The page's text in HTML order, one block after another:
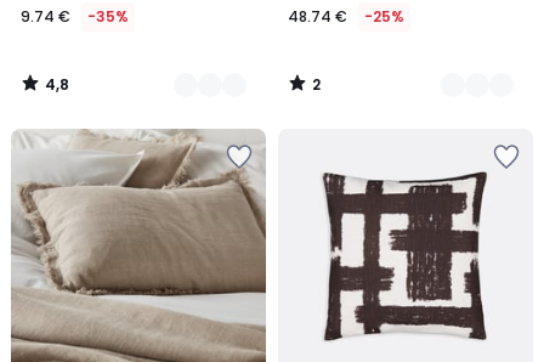
9.74 € -35%
4,8
/
48.74 € -25%
2
/